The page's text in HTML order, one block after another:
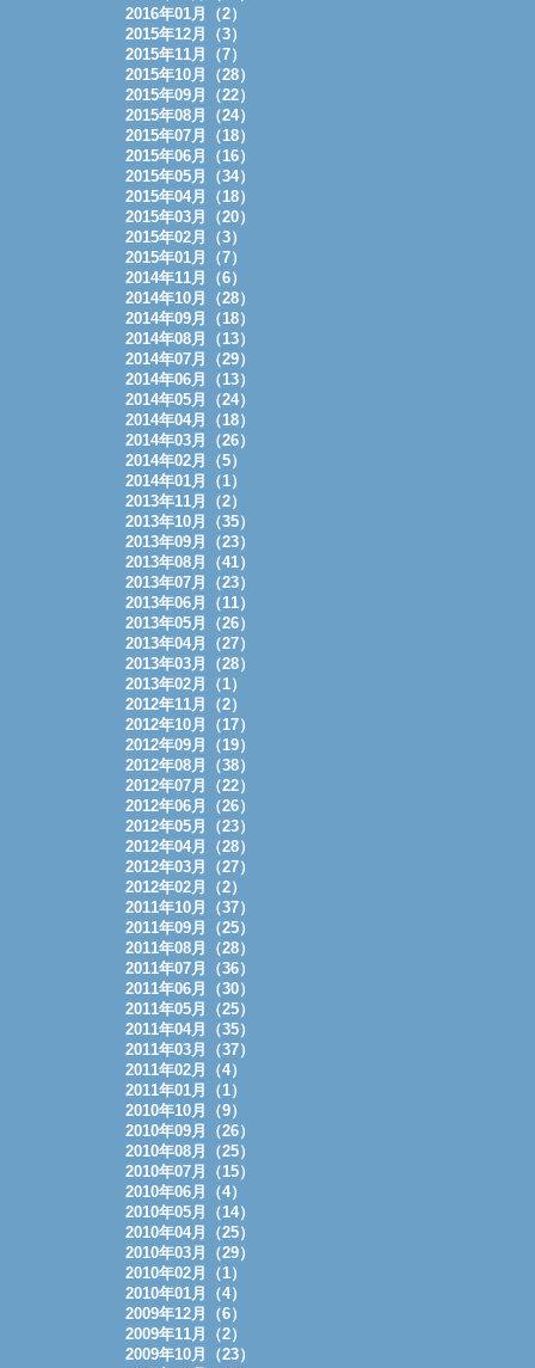
2016年01月（2）
2015年12月（3）
2015年11月（7）
2015年10月（28）
2015年09月（22）
2015年08月（24）
2015年07月（18）
2015年06月（16）
2015年05月（34）
2015年04月（18）
2015年03月（20）
2015年02月（3）
2015年01月（7）
2014年11月（6）
2014年10月（28）
2014年09月（18）
2014年08月（13）
2014年07月（29）
2014年06月（13）
2014年05月（24）
2014年04月（18）
2014年03月（26）
2014年02月（5）
2014年01月（1）
2013年11月（2）
2013年10月（35）
2013年09月（23）
2013年08月（41）
2013年07月（23）
2013年06月（11）
2013年05月（26）
2013年04月（27）
2013年03月（28）
2013年02月（1）
2012年11月（2）
2012年10月（17）
2012年09月（19）
2012年08月（38）
2012年07月（22）
2012年06月（26）
2012年05月（23）
2012年04月（28）
2012年03月（27）
2012年02月（2）
2011年10月（37）
2011年09月（25）
2011年08月（28）
2011年07月（36）
2011年06月（30）
2011年05月（25）
2011年04月（35）
2011年03月（37）
2011年02月（4）
2011年01月（1）
2010年10月（9）
2010年09月（26）
2010年08月（25）
2010年07月（15）
2010年06月（4）
2010年05月（14）
2010年04月（25）
2010年03月（29）
2010年02月（1）
2010年01月（4）
2009年12月（6）
2009年11月（2）
2009年10月（23）